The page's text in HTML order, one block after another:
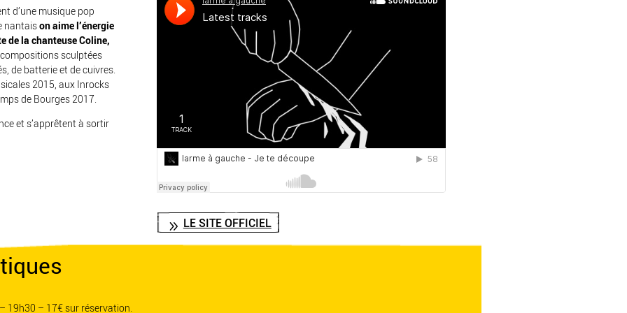
d’une musique pop
nantaison aime l’énergie
de la chanteuse Coline,
sculptées
de batterie et de cuivres.
2015, aux Inrocks
de Bourges 2017.
et s’apprêtent à sortir
LE SITE OFFICIEL
19h30 – 17€ sur réservation.